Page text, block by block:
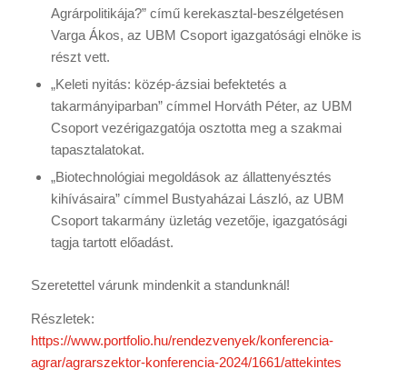
Agrárpolitikája?” című kerekasztal-beszélgetésen
Varga Ákos, az UBM Csoport igazgatósági elnöke is
részt vett.
„Keleti nyitás: közép-ázsiai befektetés a
takarmányiparban” címmel Horváth Péter, az UBM
Csoport vezérigazgatója osztotta meg a szakmai
tapasztalatokat.
„Biotechnológiai megoldások az állattenyésztés
kihívásaira” címmel Bustyaházai László, az UBM
Csoport takarmány üzletág vezetője, igazgatósági
tagja tartott előadást.
Szeretettel várunk mindenkit a standunknál!
Részletek:
https://www.portfolio.hu/rendezvenyek/konferencia-
agrar/agrarszektor-konferencia-2024/1661/attekintes